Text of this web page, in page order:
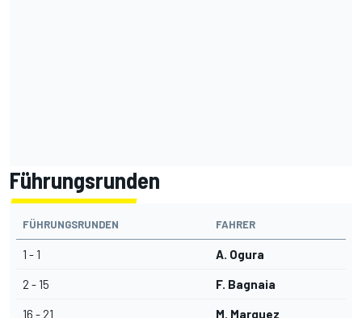
Führungsrunden
FÜHRUNGSRUNDEN FAHRER
1 - 1 A. Ogura
2 - 15 F. Bagnaia
16 - 21 M. Marquez